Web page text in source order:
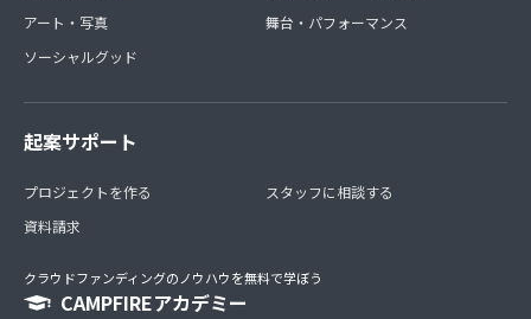
アート・写真
ソーシャルグッド
舞台・パフォーマンス
起案サポート
プロジェクトを作る
資料請求
スタッフに相談する
クラウドファンディングのノウハウを無料で学ぼう
CAMPFIREアカデミー